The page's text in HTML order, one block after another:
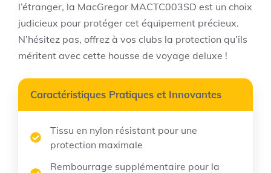
l’étranger, la MacGregor MACTC003SD est un choix
judicieux pour protéger cet équipement précieux.
N’hésitez pas, offrez à vos clubs la protection qu’ils
méritent avec cette housse de voyage deluxe !
Caractéristiques Pratiques et Innovantes
Tissu en nylon résistant pour une
protection maximale
Rembourrage supplémentaire pour la